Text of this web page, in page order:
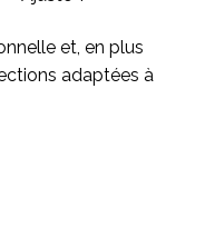
et, en plus
adaptées à